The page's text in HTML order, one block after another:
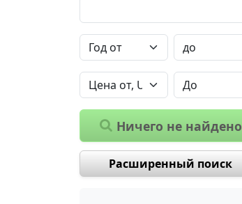
Ничего не найдено
Расширенный поиск